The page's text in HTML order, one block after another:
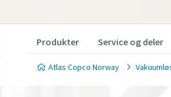
Produkter Service og deler
Atlas Copco Norway